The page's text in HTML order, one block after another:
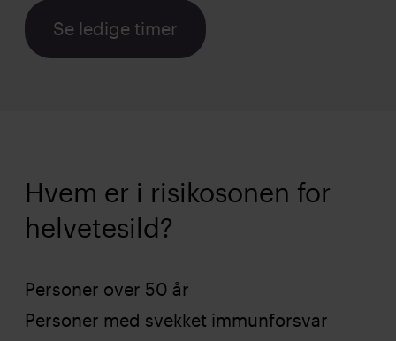
Se ledige timer
Hvem er i risikosonen for
helvetesild?
Personer over 50 år
Personer med svekket immunforsvar